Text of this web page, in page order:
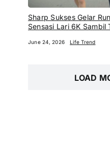
Sharp Sukses Gelar
Sensasi Lari 6K Sambil
June 24, 2026 Life Trend
LOAD